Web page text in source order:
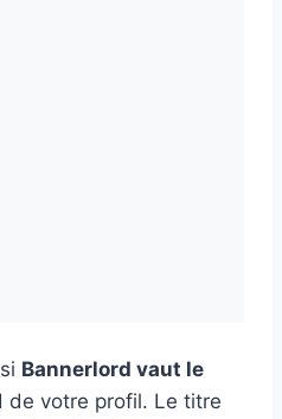
Bannerlord vaut le
de votre profil. Le titre